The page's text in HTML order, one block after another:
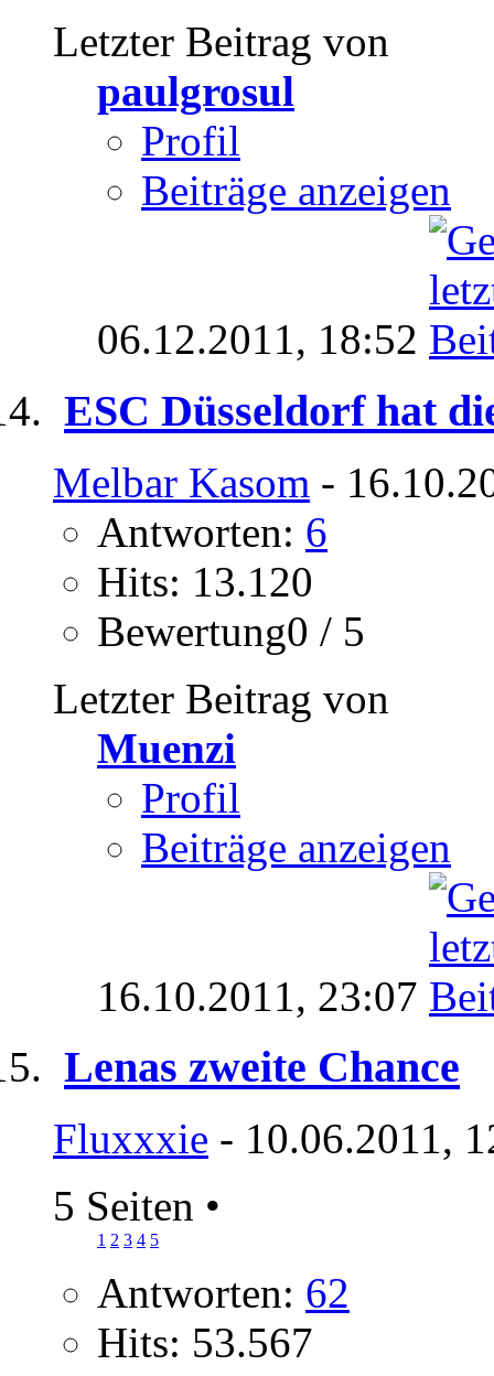
Letzter Beitrag von
paulgrosul
Profil
Beiträge anzeigen
06.12.2011, 18:52
ESC Düsseldorf hat
Melbar Kasom -
Antworten: 6
Hits: 13.120
Bewertung0 / 5
Letzter Beitrag von
Muenzi
Profil
Beiträge anzeigen
16.10.2011, 23:07
Lenas zweite Chance
Fluxxxie - 10.06.2011,
5 Seiten •
1 2 3 4 5
Antworten: 62
Hits: 53.567